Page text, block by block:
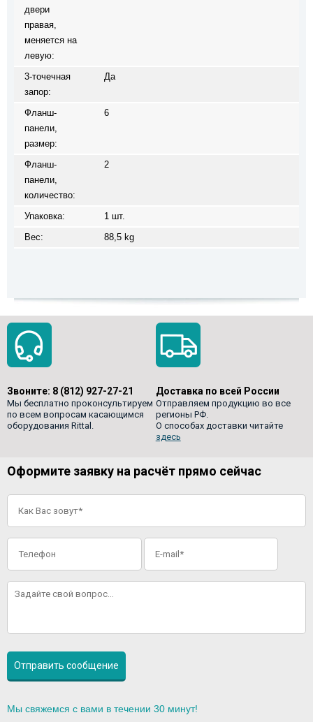
двери
правая,
меняется на
левую:
3-точечная
запор:
Да
Фланш-
панели,
размер:
6
Фланш-
панели,
количество:
2
Упаковка:
1 шт.
Вес:
88,5 kg
Звоните: 8 (812) 927-27-21
Мы бесплатно проконсультируем
по всем вопросам касающимся
оборудования Rittal.
Доставка по всей России
Отправляем продукцию во все
регионы РФ.
О способах доставки читайте
здесь
Оформите заявку на расчёт прямо сейчас
Мы свяжемся с вами в течении 30 минут!